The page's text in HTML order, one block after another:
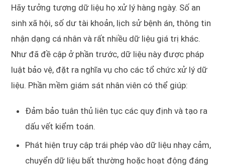
Hãy tưởng tượng dữ liệu họ xử lý hàng ngày. Số an
sinh xã hội, số dư tài khoản, lịch sử bệnh án, thông tin
nhận dạng cá nhân và rất nhiều dữ liệu giá trị khác.
Như đã đề cập ở phần trước, dữ liệu này được pháp
luật bảo vệ, đặt ra nghĩa vụ cho các tổ chức xử lý dữ
liệu. Phần mềm giám sát nhân viên có thể giúp:
Đảm bảo tuân thủ liên tục các quy định và tạo ra
dấu vết kiểm toán.
Phát hiện truy cập trái phép vào dữ liệu nhạy cảm,
chuyển dữ liệu bất thường hoặc hoạt động đáng